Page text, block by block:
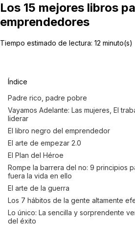
Los 15 mejores libros
emprendedores
Tiempo estimado de lectura: 12 minuto(s)
Índice
Padre rico, padre pobre
Vayamos Adelante: Las mujeres, El
liderar
El libro negro del emprendedor
El arte de empezar 2.0
El Plan del Héroe
Rompe la barrera del no: 9 principios
fuera la vida en ello
El arte de la guerra
Los 7 hábitos de la gente altamente
Lo único: La sencilla y sorprendente
del éxito